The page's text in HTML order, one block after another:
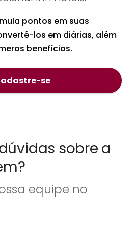
pontos em suas
los em diárias, além
benefícios.
se
sobre a
equipe no